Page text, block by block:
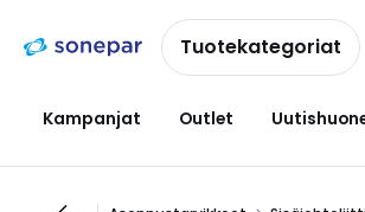
navigointiinsisältöönTuotekategoriat
Kampanjat Outlet